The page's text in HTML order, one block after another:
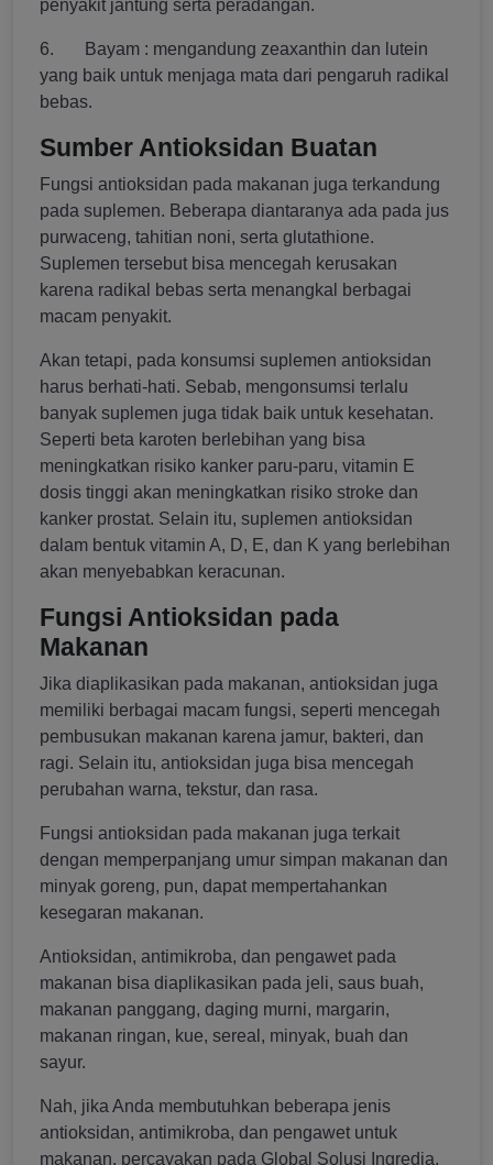
penyakit jantung serta peradangan.
6. Bayam : mengandung zeaxanthin dan lutein
yang baik untuk menjaga mata dari pengaruh radikal
bebas.
Sumber Antioksidan Buatan
Fungsi antioksidan pada makanan juga terkandung
pada suplemen. Beberapa diantaranya ada pada jus
purwaceng, tahitian noni, serta glutathione.
Suplemen tersebut bisa mencegah kerusakan
karena radikal bebas serta menangkal berbagai
macam penyakit.
Akan tetapi, pada konsumsi suplemen antioksidan
harus berhati-hati. Sebab, mengonsumsi terlalu
banyak suplemen juga tidak baik untuk kesehatan.
Seperti beta karoten berlebihan yang bisa
meningkatkan risiko kanker paru-paru, vitamin E
dosis tinggi akan meningkatkan risiko stroke dan
kanker prostat. Selain itu, suplemen antioksidan
dalam bentuk vitamin A, D, E, dan K yang berlebihan
akan menyebabkan keracunan.
Fungsi Antioksidan pada
Makanan
Jika diaplikasikan pada makanan, antioksidan juga
memiliki berbagai macam fungsi, seperti mencegah
pembusukan makanan karena jamur, bakteri, dan
ragi. Selain itu, antioksidan juga bisa mencegah
perubahan warna, tekstur, dan rasa.
Fungsi antioksidan pada makanan juga terkait
dengan memperpanjang umur simpan makanan dan
minyak goreng, pun, dapat mempertahankan
kesegaran makanan.
Antioksidan, antimikroba, dan pengawet pada
makanan bisa diaplikasikan pada jeli, saus buah,
makanan panggang, daging murni, margarin,
makanan ringan, kue, sereal, minyak, buah dan
sayur.
Nah, jika Anda membutuhkan beberapa jenis
antioksidan, antimikroba, dan pengawet untuk
makanan, percayakan pada Global Solusi Ingredia.